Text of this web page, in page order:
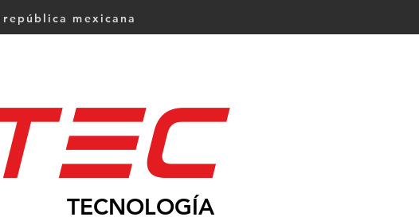
mexicana
TECNOLOGÍA